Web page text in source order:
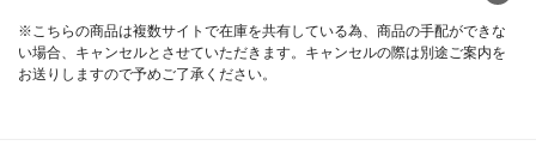
※こちらの商品は複数サイトで在庫を共有している為、商品の手配ができな
い場合、キャンセルとさせていただきます。キャンセルの際は別途ご案内を
お送りしますので予めご了承ください。